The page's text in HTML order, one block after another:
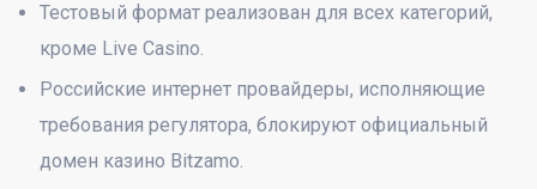
Тестовый формат реализован для всех категорий,
кроме Live Casino.
Российские интернет провайдеры, исполняющие
требования регулятора, блокируют официальный
домен казино Bitzamo.